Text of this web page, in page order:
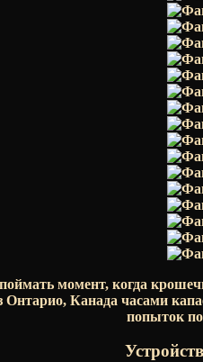
момент, когда
Канада часами
попыток